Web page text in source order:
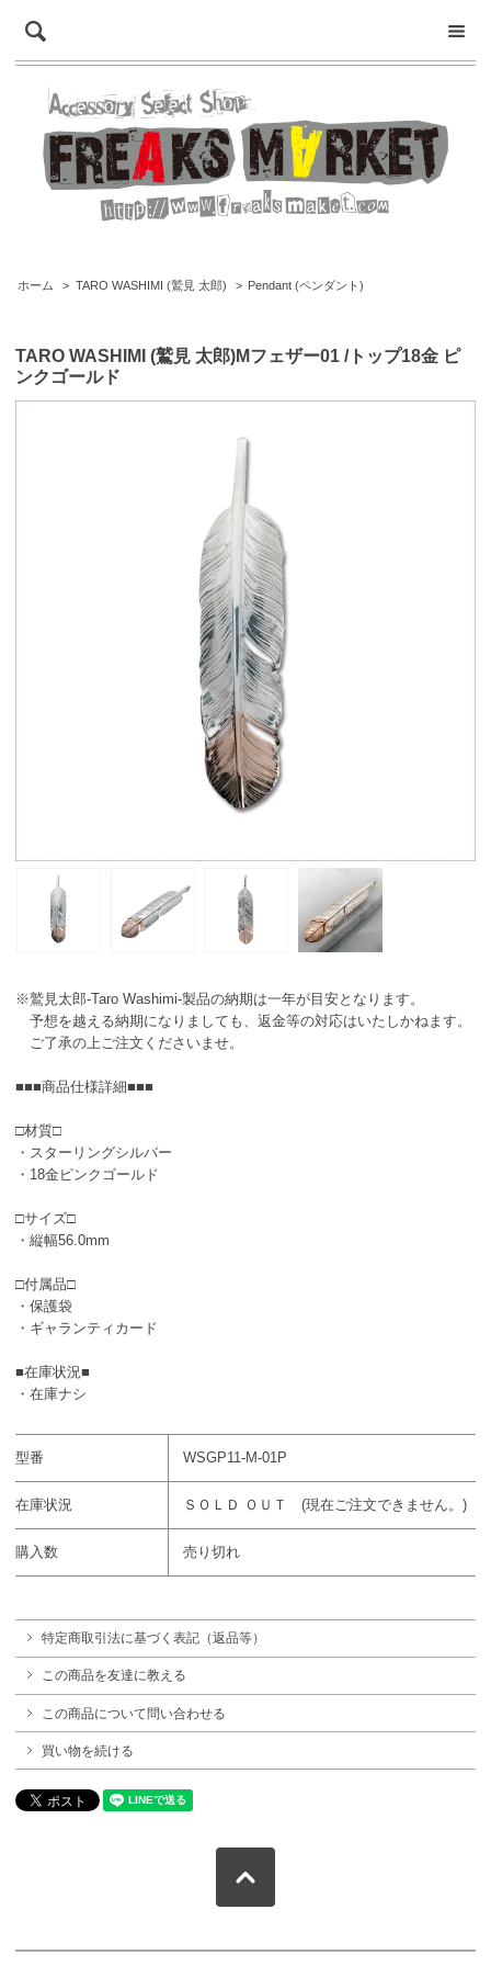
ホーム > TARO WASHIMI (鷲見 太郎) > Pendant (ペンダント)
TARO WASHIMI (鷲見 太郎)Mフェザー01 /トップ18金 ピ
ンクゴールド
※鷲見太郎-Taro Washimi-製品の納期は一年が目安となります。
予想を越える納期になりましても、返金等の対応はいたしかねます。
ご了承の上ご注文くださいませ。
■■■商品仕様詳細■■■
□材質□
・スターリングシルバー
・18金ピンクゴールド
□サイズ□
・縦幅56.0mm
□付属品□
・保護袋
・ギャランティカード
■在庫状況■
・在庫ナシ
型番 WSGP11-M-01P
在庫状況 ＳＯＬＤ ＯＵＴ (現在ご注文できません。)
購入数 売り切れ
特定商取引法に基づく表記（返品等）
この商品を友達に教える
この商品について問い合わせる
買い物を続ける